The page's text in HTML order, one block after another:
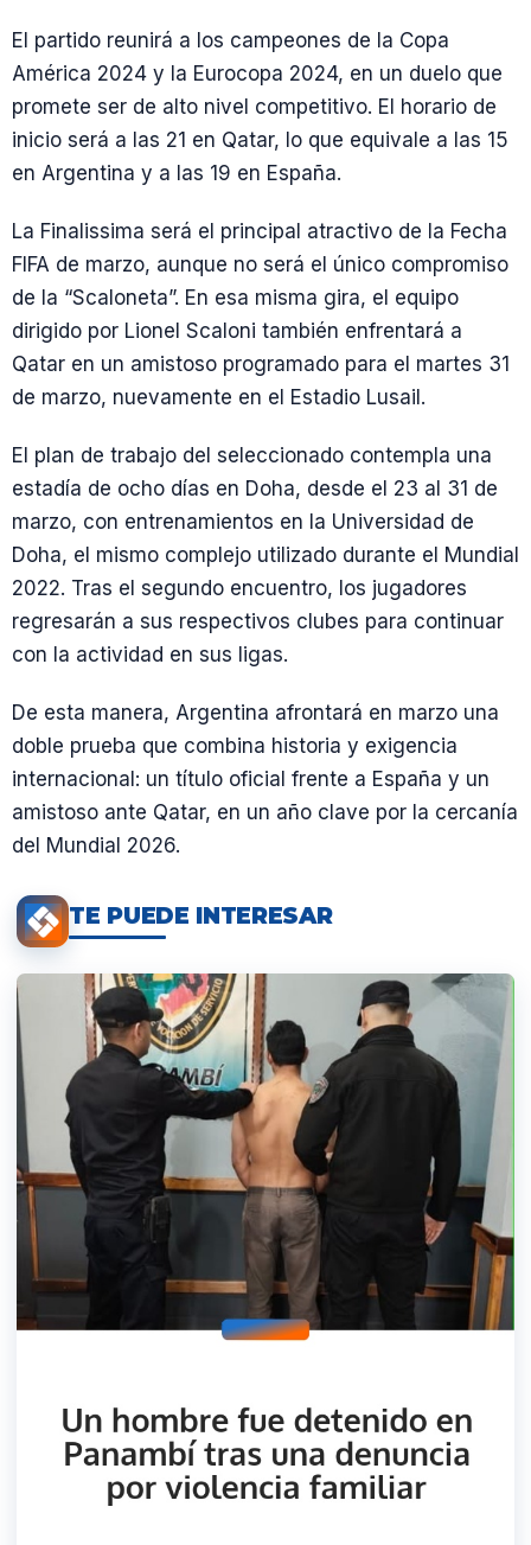
El partido reunirá a los campeones de la Copa
América 2024 y la Eurocopa 2024, en un duelo que
promete ser de alto nivel competitivo. El horario de
inicio será a las 21 en Qatar, lo que equivale a las 15
en Argentina y a las 19 en España.
La Finalissima será el principal atractivo de la Fecha
FIFA de marzo, aunque no será el único compromiso
de la “Scaloneta”. En esa misma gira, el equipo
dirigido por Lionel Scaloni también enfrentará a
Qatar en un amistoso programado para el martes 31
de marzo, nuevamente en el Estadio Lusail.
El plan de trabajo del seleccionado contempla una
estadía de ocho días en Doha, desde el 23 al 31 de
marzo, con entrenamientos en la Universidad de
Doha, el mismo complejo utilizado durante el Mundial
2022. Tras el segundo encuentro, los jugadores
regresarán a sus respectivos clubes para continuar
con la actividad en sus ligas.
De esta manera, Argentina afrontará en marzo una
doble prueba que combina historia y exigencia
internacional: un título oficial frente a España y un
amistoso ante Qatar, en un año clave por la cercanía
del Mundial 2026.
TE PUEDE INTERESAR